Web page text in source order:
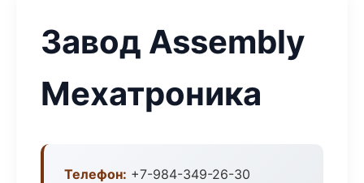
Завод Assembly
Мехатроника
Телефон: +7-984-349-26-30